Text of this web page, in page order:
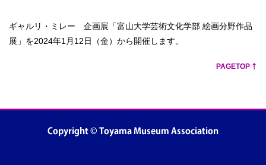
ギャルリ・ミレー 企画展「富山大学芸術文化学部 絵画分野作品
展」を2024年1月12日（金）から開催します。
PAGETOP